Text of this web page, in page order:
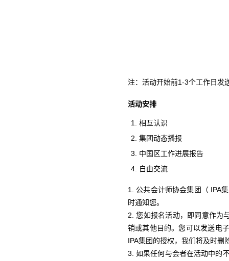
注：活动开始前1-3个工作日发
活动安排
相互认识
集团动态播报
中国区工作进展报告
自由交流
1. 公共会计师协会集团（ IPA
时通知您。
2. 您如报名活动，即同意作为
销或其他目的。您可以发送电
IPA集团的授权，我们将及时删
3. 如果任何与会者在活动中的